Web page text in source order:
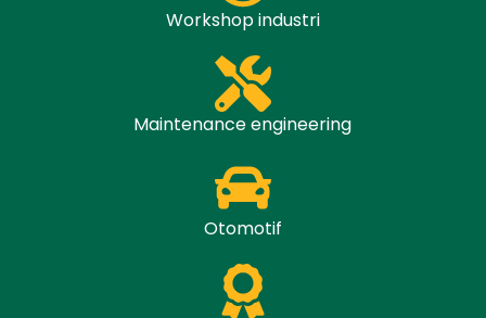
Workshop industri
Maintenance engineering
Otomotif